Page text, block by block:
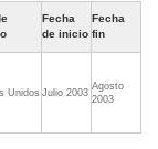
Fecha
de inicio
Fecha
fin
Unidos Julio 2003
Agosto
2003